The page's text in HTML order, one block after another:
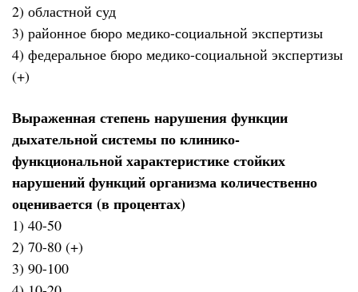
2) областной суд
3) районное бюро медико-социальной экспертизы
4) федеральное бюро медико-социальной экспертизы
(+)
Выраженная степень нарушения функции
дыхательной системы по клинико-
функциональной характеристике стойких
нарушений функций организма количественно
оценивается (в процентах)
1) 40-50
2) 70-80 (+)
3) 90-100